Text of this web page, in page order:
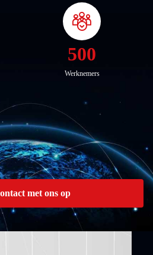
500
Werknemers
met ons op